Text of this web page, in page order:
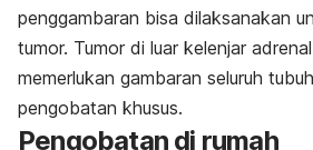
penggambaran bisa dilaksanakan
tumor. Tumor di luar kelenjar
memerlukan gambaran seluruh
pengobatan khusus.
Pengobatan di rumah